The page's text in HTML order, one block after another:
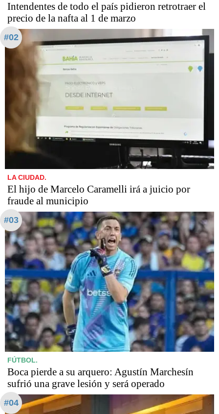
Intendentes de todo el país pidieron retrotraer el
precio de la nafta al 1 de marzo
#02
LA CIUDAD.
​​​​​El hijo de Marcelo Caramelli irá a juicio por
fraude al municipio
#03
FÚTBOL.
Boca pierde a su arquero: Agustín Marchesín
sufrió una grave lesión y será operado
#04